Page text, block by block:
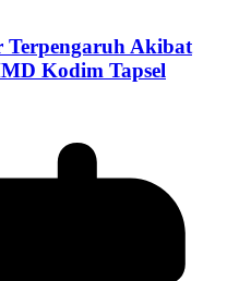
Terpengaruh Akibat
Kodim Tapsel